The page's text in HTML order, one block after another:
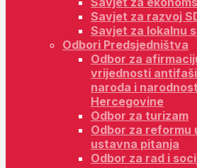
Savjet za razvoj
Savjet za lokalnu
Odbori Predsjedništva
Odbor za
vrijednosti
naroda i
Hercegovine
Odbor za turizam
Odbor za reformu
ustavna pitanja
Odbor za rad i